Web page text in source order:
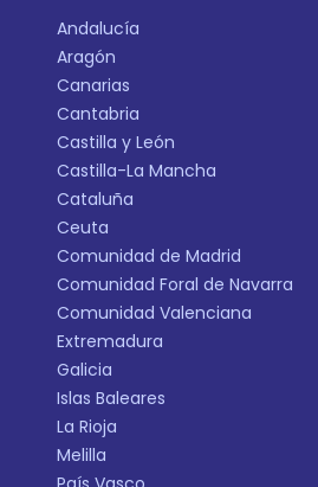
Andalucía
Aragón
Canarias
Cantabria
Castilla y León
Castilla-La Mancha
Cataluña
Ceuta
Comunidad de Madrid
Comunidad Foral de Navarra
Comunidad Valenciana
Extremadura
Galicia
Islas Baleares
La Rioja
Melilla